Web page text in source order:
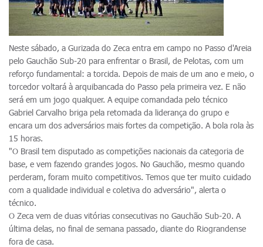
Neste sábado, a Gurizada do Zeca entra em campo no Passo d'Areia
pelo Gauchão Sub-20 para enfrentar o Brasil, de Pelotas, com um
reforço fundamental: a torcida. Depois de mais de um ano e meio, o
torcedor voltará à arquibancada do Passo pela primeira vez. E não
será em um jogo qualquer. A equipe comandada pelo técnico
Gabriel Carvalho briga pela retomada da liderança do grupo e
encara um dos adversários mais fortes da competição. A bola rola às
15 horas.
"O Brasil tem disputado as competições nacionais da categoria de
base, e vem fazendo grandes jogos. No Gauchão, mesmo quando
perderam, foram muito competitivos. Temos que ter muito cuidado
com a qualidade individual e coletiva do adversário", alerta o
técnico.
O Zeca vem de duas vitórias consecutivas no Gauchão Sub-20. A
última delas, no final de semana passado, diante do Riograndense
fora de casa.